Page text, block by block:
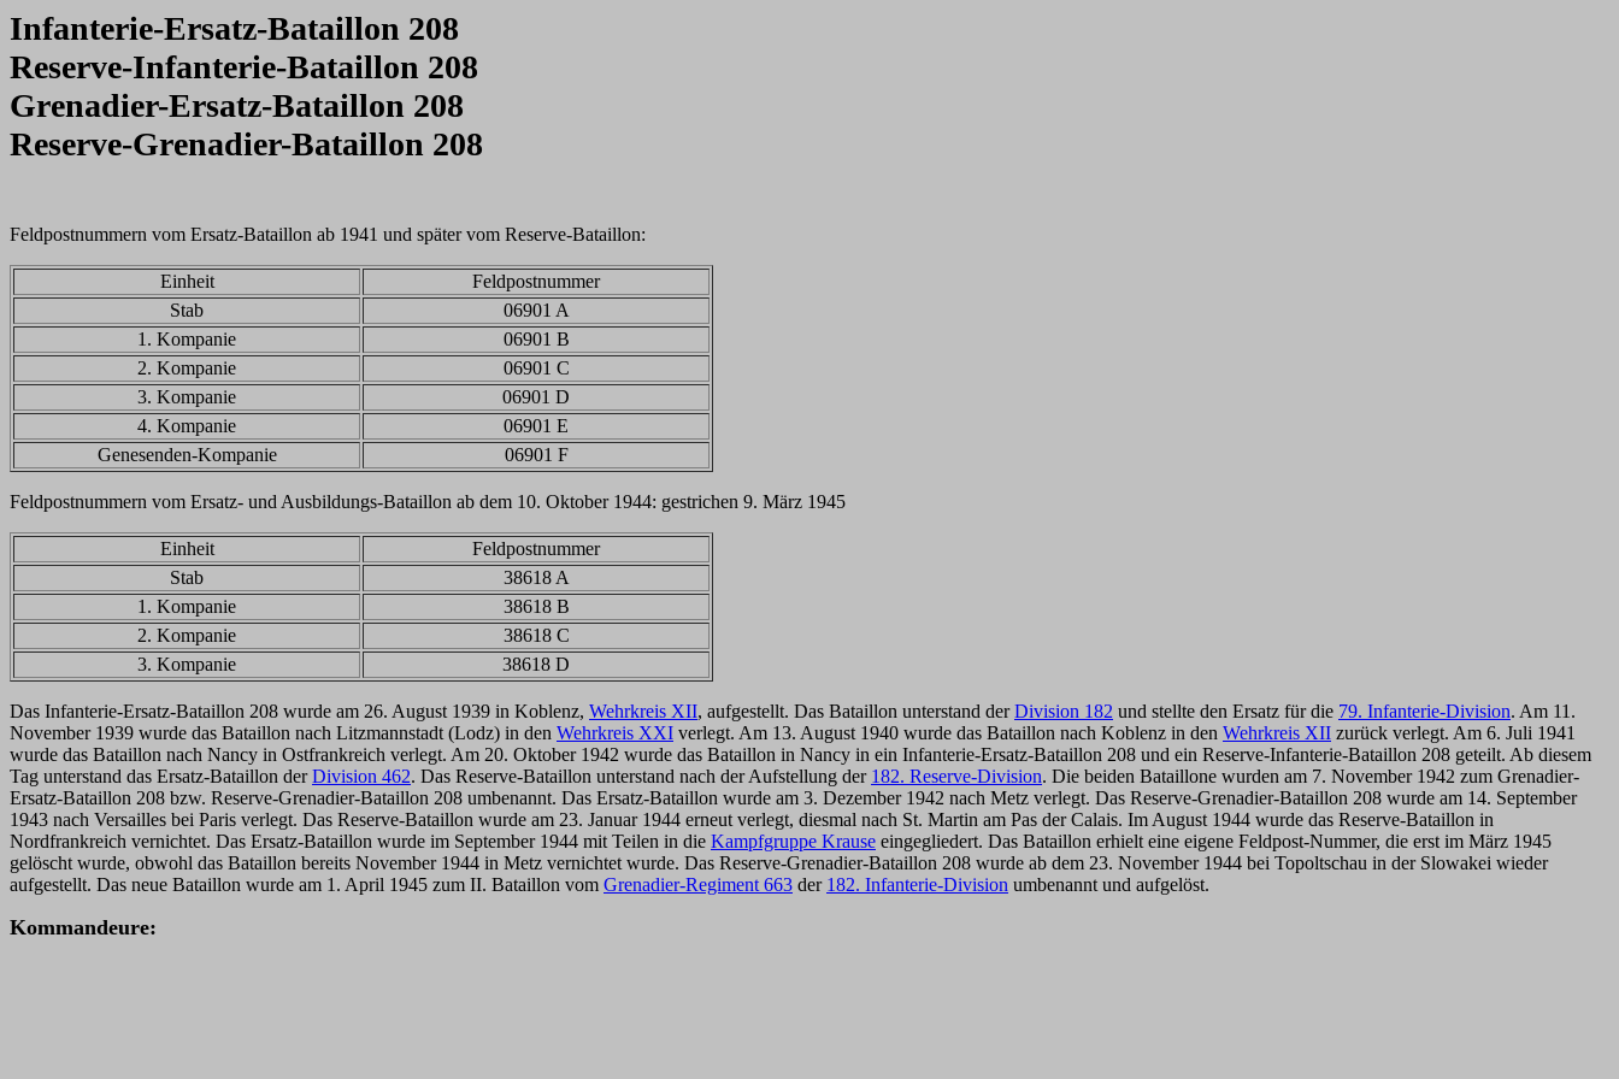
Infanterie-Ersatz-Bataillon 208
Reserve-Infanterie-Bataillon 208
Grenadier-Ersatz-Bataillon 208
Reserve-Grenadier-Bataillon 208
Feldpostnummern vom Ersatz-Bataillon ab 1941 und später vom Reserve-Bataillon:
Einheit
Feldpostnummer
Stab
06901 A
1. Kompanie
06901 B
2. Kompanie
06901 C
3. Kompanie
06901 D
4. Kompanie
06901 E
Genesenden-Kompanie
06901 F
Feldpostnummern vom Ersatz- und Ausbildungs-Bataillon ab dem 10. Oktober 1944: gestrichen 9. März 1945
Einheit
Feldpostnummer
Stab
38618 A
1. Kompanie
38618 B
2. Kompanie
38618 C
3. Kompanie
38618 D
Das Infanterie-Ersatz-Bataillon 208 wurde am 26. August 1939 in Koblenz, Wehrkreis XII, aufgestellt. Das Bataillon unterstand derDivision 182 und stellte den Ersatz für die 79. Infanterie-Division. Am 11.
November 1939 wurde das Bataillon nach Litzmannstadt (Lodz) in den Wehrkreis XXI verlegt. Am 13. August 1940 wurde das Bataillon nach Koblenz in den Wehrkreis XII zurück verlegt. Am 6. Juli 1941
wurde das Bataillon nach Nancy in Ostfrankreich verlegt. Am 20. Oktober 1942 wurde das Bataillon in Nancy in ein Infanterie-Ersatz-Bataillon 208 und ein Reserve-Infanterie-Bataillon 208 geteilt. Ab diesem
Tag unterstand das Ersatz-Bataillon derDivision 462. Das Reserve-Bataillon unterstand nach der Aufstellung der 182. Reserve-Division. Die beiden Bataillone wurden am 7. November 1942 zum Grenadier-
Ersatz-Bataillon 208 bzw. Reserve-Grenadier-Bataillon 208 umbenannt. Das Ersatz-Bataillon wurde am 3. Dezember 1942 nach Metz verlegt. Das Reserve-Grenadier-Bataillon 208 wurde am 14. September
1943 nach Versailles bei Paris verlegt. Das Reserve-Bataillon wurde am 23. Januar 1944 erneut verlegt, diesmal nach St. Martin am Pas der Calais. Im August 1944 wurde das Reserve-Bataillon in
Nordfrankreich vernichtet. Das Ersatz-Bataillon wurde im September 1944 mit Teilen in die Kampfgruppe Krause eingegliedert. Das Bataillon erhielt eine eigene Feldpost-Nummer, die erst im März 1945
gelöscht wurde, obwohl das Bataillon bereits November 1944 in Metz vernichtet wurde. Das Reserve-Grenadier-Bataillon 208 wurde ab dem 23. November 1944 bei Topoltschau in der Slowakei wieder
aufgestellt. Das neue Bataillon wurde am 1. April 1945 zum II. Bataillon vom Grenadier-Regiment 663 der 182. Infanterie-Division umbenannt und aufgelöst.
Kommandeure: